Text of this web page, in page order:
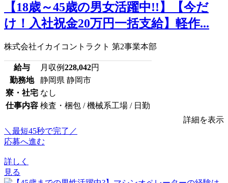
【18歳～45歳の男女活躍中!!】【今だ
け！入社祝金20万円一括支給】軽作...
株式会社イカイコントラクト 第2事業本部
給与 月収例228,042円
勤務地
静岡県 静岡市
寮・社宅 なし
仕事内容 検査・梱包 / 機械系工場 / 日勤
詳細を表示
＼最短45秒で完了／
応募へ進む
詳しく
見る